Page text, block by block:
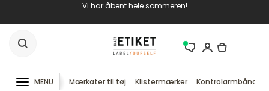
Vi har åbent hele sommeren!
MENU Mærkater til tøj Klistermærker Kontrolarmbånd